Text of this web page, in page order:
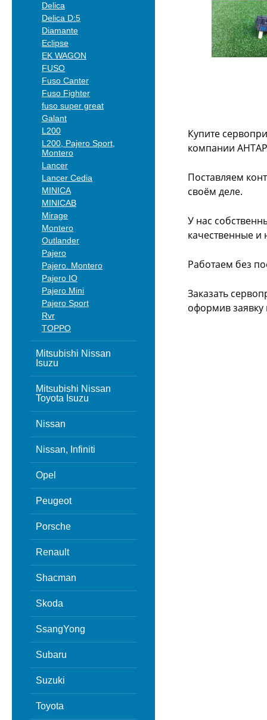
Delica
Delica D:5
Diamante
Eclipse
EK WAGON
FUSO
Fuso Canter
Fuso Fighter
fuso super great
Galant
L200
L200, Pajero Sport,
Montero
Lancer
Lancer Cedia
MINICA
MINICAB
Mirage
Montero
Outlander
Pajero
Pajero. Montero
Pajero IO
Pajero Mini
Pajero Sport
Rvr
TOPPO
Mitsubishi Nissan
Isuzu
Mitsubishi Nissan
Toyota Isuzu
Nissan
Nissan, Infiniti
Opel
Peugeot
Porsche
Renault
Shacman
Skoda
SsangYong
Subaru
Suzuki
Toyota
Купите
компании
Поставляем
своём деле.
У нас
качественные и
Работаем без
Заказать
оформив заявку